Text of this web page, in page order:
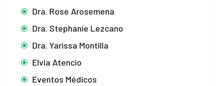
Dra. Rose Arosemena
Dra. Stephanie Lezcano
Dra. Yarissa Montilla
Elvia Atencio
Eventos Médicos